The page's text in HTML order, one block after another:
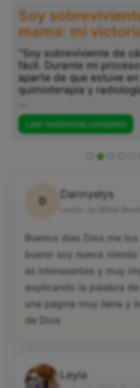
Soy
mama: mi
"Soy sobreviviente de
fácil. Durante mi
aparte de que estuve
quimioterapia y
Leer testimonio completo
D
Dannyelys
Buenos días Dios me
bueno soy nueva
es interesantes y muy
explicando la palabra
una pagina muy llena y
de Dios
Leyla